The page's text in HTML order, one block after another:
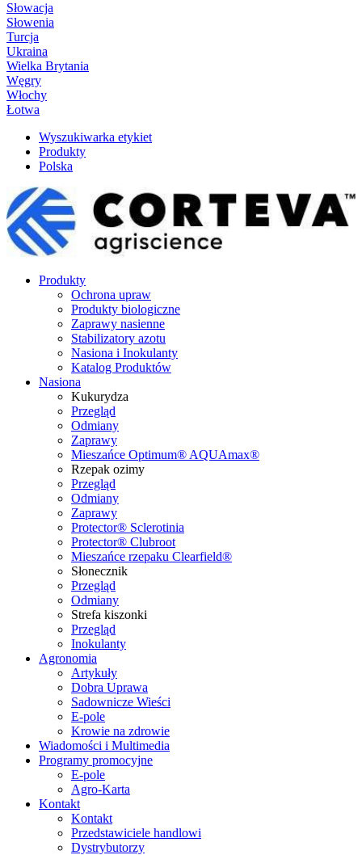
Słowacja
Słowenia
Turcja
Ukraina
Wielka Brytania
Węgry
Włochy
Łotwa
Wyszukiwarka etykiet
Produkty
Polska
Produkty
Ochrona upraw
Produkty biologiczne
Zaprawy nasienne
Stabilizatory azotu
Nasiona i Inokulanty
Katalog Produktów
Nasiona
Kukurydza
Przegląd
Odmiany
Zaprawy
Mieszańce Optimum® AQUAmax®
Rzepak ozimy
Przegląd
Odmiany
Zaprawy
Protector® Sclerotinia
Protector® Clubroot
Mieszańce rzepaku Clearfield®
Słonecznik
Przegląd
Odmiany
Strefa kiszonki
Przegląd
Inokulanty
Agronomia
Artykuły
Dobra Uprawa
Sadownicze Wieści
E-pole
Krowie na zdrowie
Wiadomości i Multimedia
Programy promocyjne
E-pole
Agro-Karta
Kontakt
Kontakt
Przedstawiciele handlowi
Dystrybutorzy